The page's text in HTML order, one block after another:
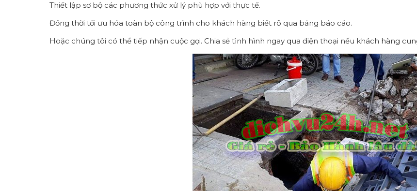
Thiết lập sơ bộ các phương thức xử lý phù hợp với thực tế.
Đồng thời tối ưu hóa toàn bộ công trình cho khách hàng biết rõ qua bảng báo cáo.
Hoặc chúng tôi có thể tiếp nhận cuộc gọi. Chia sẻ tình hình ngay qua điện thoại nếu khách hàng